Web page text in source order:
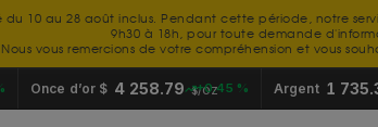
du 10 au 28 août inclus. Pendant cette période, notre
9h30 à 18h, pour toute demande
Nous vous remercions de votre compréhension et vous
Once d’or $ 4 258.79$/OZ
+0.45 % Argent 1